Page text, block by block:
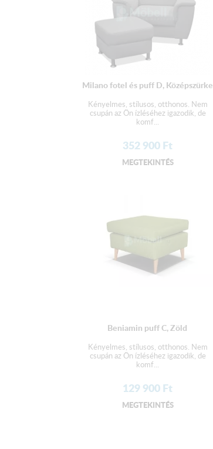
Milano fotel és puff D, Középszürke
Kényelmes, stílusos, otthonos. Nem
csupán az Ön ízléséhez igazodik, de
komf...
352 900Ft
MEGTEKINTÉS
Beniamin puff C, Zöld
Kényelmes, stílusos, otthonos. Nem
csupán az Ön ízléséhez igazodik, de
komf...
129 900Ft
MEGTEKINTÉS